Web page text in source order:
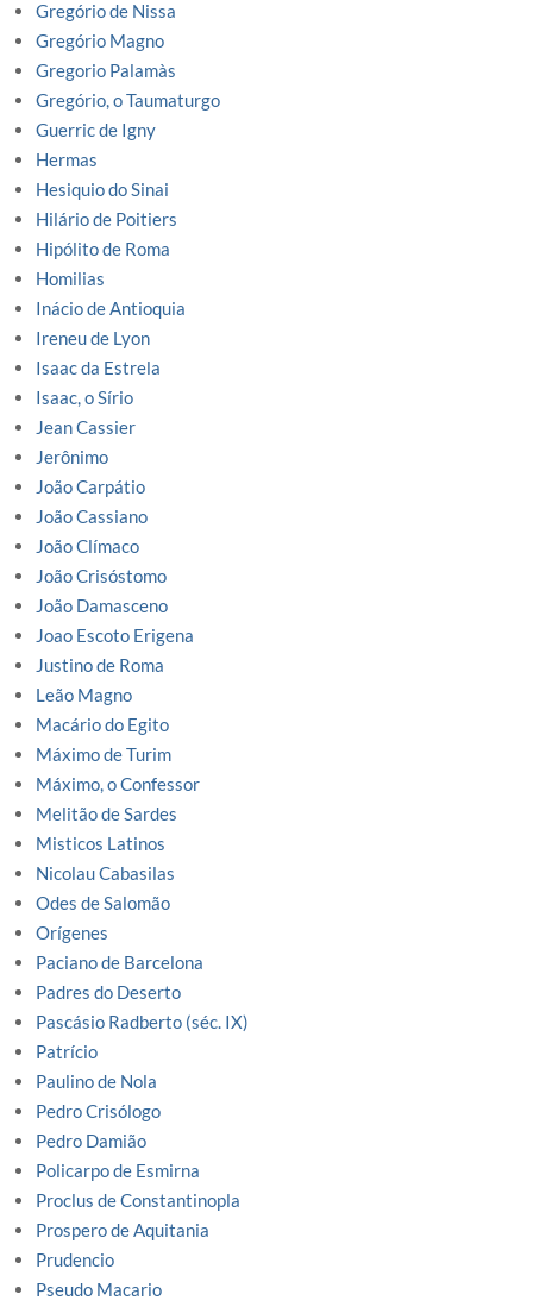
Gregório de Nissa
Gregório Magno
Gregorio Palamàs
Gregório, o Taumaturgo
Guerric de Igny
Hermas
Hesiquio do Sinai
Hilário de Poitiers
Hipólito de Roma
Homilias
Inácio de Antioquia
Ireneu de Lyon
Isaac da Estrela
Isaac, o Sírio
Jean Cassier
Jerônimo
João Carpátio
João Cassiano
João Clímaco
João Crisóstomo
João Damasceno
Joao Escoto Erigena
Justino de Roma
Leão Magno
Macário do Egito
Máximo de Turim
Máximo, o Confessor
Melitão de Sardes
Misticos Latinos
Nicolau Cabasilas
Odes de Salomão
Orígenes
Paciano de Barcelona
Padres do Deserto
Pascásio Radberto (séc. IX)
Patrício
Paulino de Nola
Pedro Crisólogo
Pedro Damião
Policarpo de Esmirna
Proclus de Constantinopla
Prospero de Aquitania
Prudencio
Pseudo Macario